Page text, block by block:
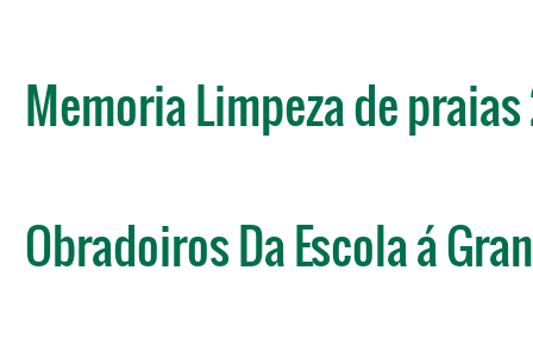
Memoria Limpeza de
Obradoiros Da Escola á